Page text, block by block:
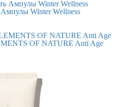
Winter Wellness
OF NATURE Anti Age